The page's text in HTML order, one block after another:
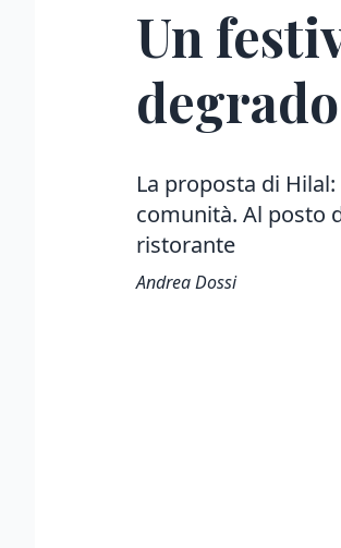
Un
La proposta di
comunità. Al posto
ristorante
Andrea Dossi